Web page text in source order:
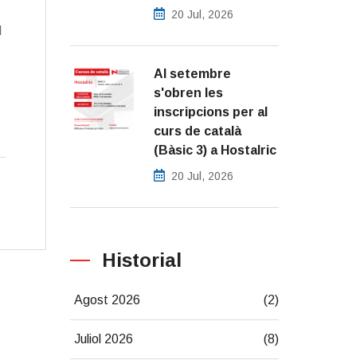
20 Jul, 2026
Al setembre
s'obren les
inscripcions per al
curs de català
(Bàsic 3) a Hostalric
20 Jul, 2026
Historial
Agost 2026 (2)
Juliol 2026 (8)